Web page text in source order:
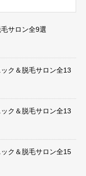
サロン全9選
ク＆脱毛サロン全13
ク＆脱毛サロン全13
ク＆脱毛サロン全15